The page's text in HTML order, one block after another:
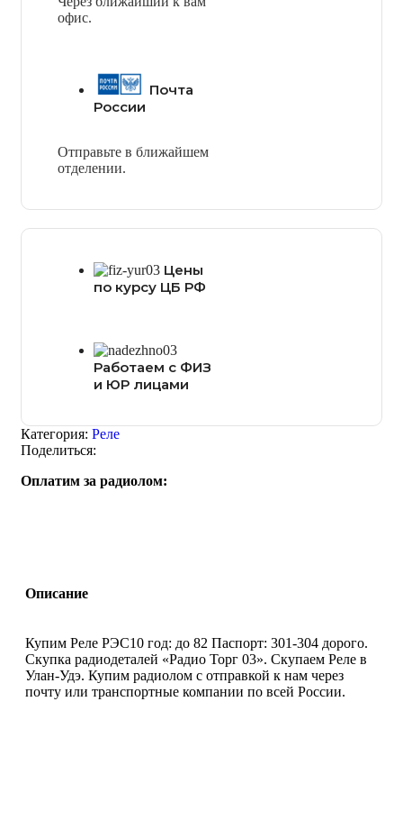
офис.
Почта
России
Отправьте в ближайшем
отделении.
Цены
по курсу ЦБ РФ
Работаем с ФИЗ
и ЮР лицами
Категория: Реле
Поделиться:
Оплатим за радиолом:
Описание
Купим Реле РЭС10 год: до 82 Паспорт: 301-304 дорого.
Скупка радиодеталей «Радио Торг 03». Скупаем Реле в
Улан-Удэ. Купим радиолом с отправкой к нам через
почту или транспортные компании по всей России.